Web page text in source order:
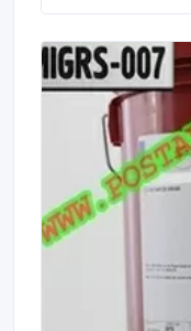
экстремальных
серии Mobilith
особенности
синтетического
загустителя.